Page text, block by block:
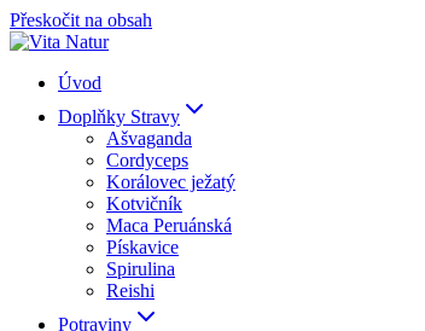
Přeskočit na obsah
Úvod
Doplňky Stravy
Ašvaganda
Cordyceps
Korálovec ježatý
Kotvičník
Maca Peruánská
Pískavice
Spirulina
Reishi
Potraviny